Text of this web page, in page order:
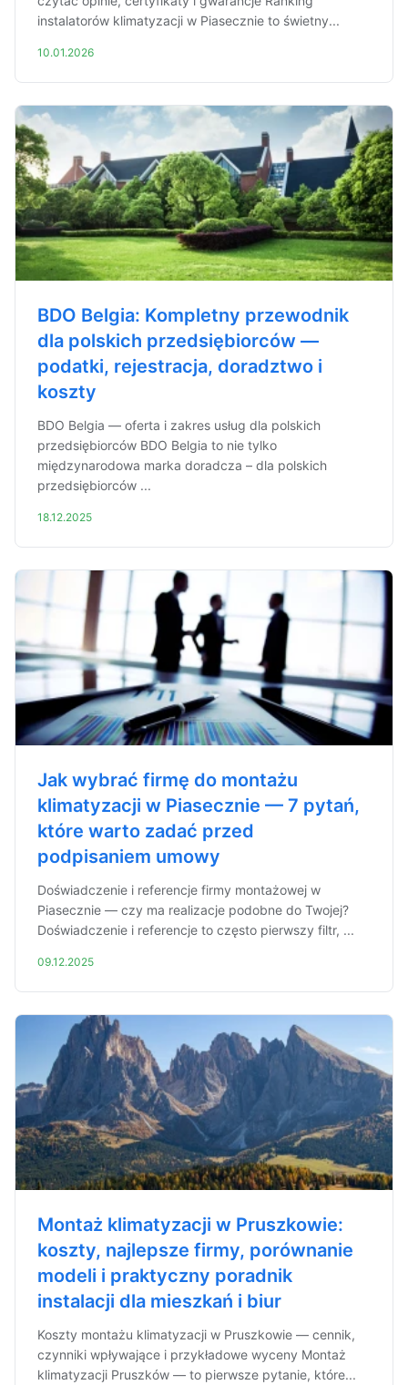
instalatorów klimatyzacji w Piasecznie to świetny...
10.01.2026
BDO Belgia: Kompletny przewodnik
dla polskich przedsiębiorców —
podatki, rejestracja, doradztwo i
koszty
BDO Belgia — oferta i zakres usług dla polskich
przedsiębiorców BDO Belgia to nie tylko
międzynarodowa marka doradcza – dla polskich
przedsiębiorców ...
18.12.2025
Jak wybrać firmę do montażu
klimatyzacji w Piasecznie — 7 pytań,
które warto zadać przed
podpisaniem umowy
Doświadczenie i referencje firmy montażowej w
Piasecznie — czy ma realizacje podobne do Twojej?
Doświadczenie i referencje to często pierwszy filtr, ...
09.12.2025
Montaż klimatyzacji w Pruszkowie:
koszty, najlepsze firmy, porównanie
modeli i praktyczny poradnik
instalacji dla mieszkań i biur
Koszty montażu klimatyzacji w Pruszkowie — cennik,
czynniki wpływające i przykładowe wyceny Montaż
klimatyzacji Pruszków — to pierwsze pytanie, które...